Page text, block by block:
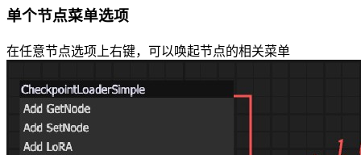
单个节点菜单选项
在任意节点选项上右键，可以唤起节点的相关菜单